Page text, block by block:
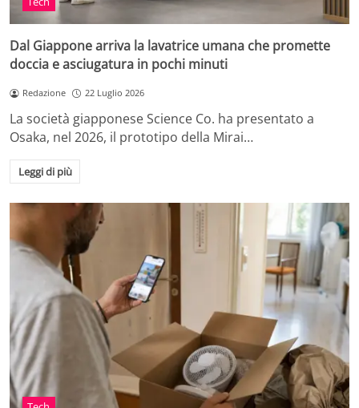
Dal Giappone arriva la lavatrice umana che promette
doccia e asciugatura in pochi minuti
Redazione 22 Luglio 2026
La società giapponese Science Co. ha presentato a
Osaka, nel 2026, il prototipo della Mirai…
Leggi di più